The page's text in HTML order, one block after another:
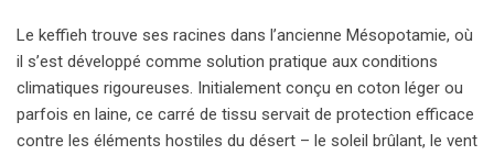
Le keffieh trouve ses racines dans l’ancienne Mésopotamie, où
il s’est développé comme solution pratique aux conditions
climatiques rigoureuses. Initialement conçu en coton léger ou
parfois en laine, ce carré de tissu servait de protection efficace
contre les éléments hostiles du désert – le soleil brûlant, le vent